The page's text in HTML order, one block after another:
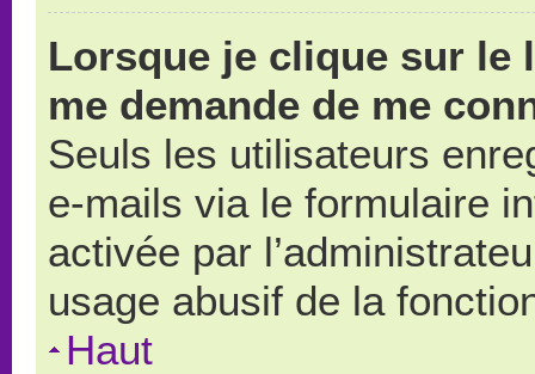
Lorsque je clique sur le
me demande de me
Seuls les utilisateurs
e-mails via le formulaire
activée par
usage abusif de la
Haut